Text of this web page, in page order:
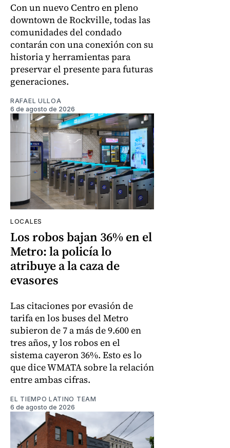
Con un nuevo Centro en pleno
downtown de Rockville, todas las
comunidades del condado
contarán con una conexión con su
historia y herramientas para
preservar el presente para futuras
generaciones.
RAFAEL ULLOA
6 de agosto de 2026
LOCALES
Los robos bajan 36% en el
Metro: la policía lo
atribuye a la caza de
evasores
Las citaciones por evasión de
tarifa en los buses del Metro
subieron de 7 a más de 9.600 en
tres años, y los robos en el
sistema cayeron 36%. Esto es lo
que dice WMATA sobre la relación
entre ambas cifras.
EL TIEMPO LATINO TEAM
6 de agosto de 2026